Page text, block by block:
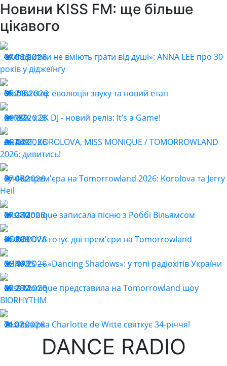
Новини KISS FM: ще більше
цікавого
07.08.2026
355
«Алгоритми не вміють грати від душі»: ANNA LEE про 30
років у діджеїнгу
05.08.2026
216
Monastetiq: еволюція звуку та новий етап
29.07.2026
189
ReMOv x 2K DJ - новий реліз: It’s a Game!
29.07.2026
442
ARTBAT, KOROLOVA, MISS MONIQUE / TOMORROWLAND
2026: дивитись!
27.07.2026
462
Гучна прем'єра на Tomorrowland 2026: Korolova та Jerry
Heil
27.07.2026
280
Miss Monique записала пісню з Роббі Вільямсом
25.07.2026
288
KOROLOVA готує дві прем'єри на Tomorrowland
22.07.2026
463
SHNAPS — «Dancing Shadows»: у топі радіохітів України
22.07.2026
282
Miss Monique представила на Tomorrowland шоу
BIORHYTHM
21.07.2026
220
Техно-зірка Charlotte de Witte святкує 34-річчя!
DANCE RADIO